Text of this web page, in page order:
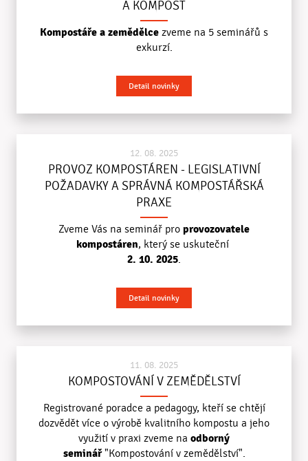
A KOMPOST
Kompostáře a zemědělce zveme na 5 seminářů s
exkurzí.
Detail novinky
12. 08. 2025
PROVOZ KOMPOSTÁREN - LEGISLATIVNÍ
POŽADAVKY A SPRÁVNÁ KOMPOSTÁŘSKÁ
PRAXE
Zveme Vás na seminář pro provozovatele
kompostáren, který se uskuteční
2. 10. 2025.
Detail novinky
11. 08. 2025
KOMPOSTOVÁNÍ V ZEMĚDĚLSTVÍ
Registrované poradce a pedagogy, kteří se chtějí
dozvědět více o výrobě kvalitního kompostu a jeho
využití v praxi zveme na odborný
seminář"Kompostování v zemědělství".